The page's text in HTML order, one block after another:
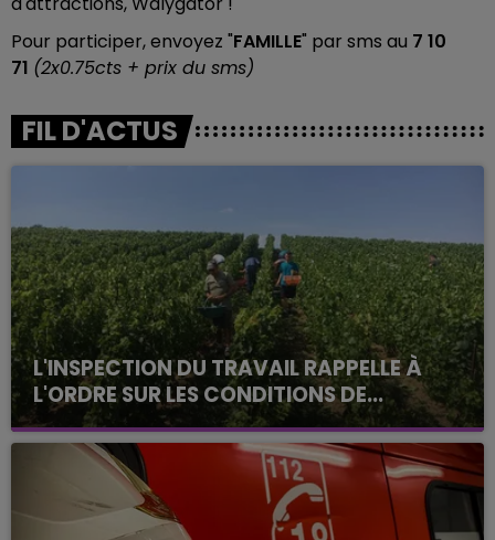
Pour participer, envoyez "FAMILLE" par sms au 7 10
71 (2x0.75cts + prix du sms)
FIL D'ACTUS
L'INSPECTION DU TRAVAIL RAPPELLE À
L'ORDRE SUR LES CONDITIONS DE...
Alors que les dates de début des vendange 2026
s'est avéré être plus précoce que prévu,
l'inspection du Travail en profite pour rappeler
les conditions de...